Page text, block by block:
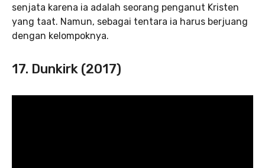
senjata karena ia adalah seorang penganut Kristen
yang taat. Namun, sebagai tentara ia harus berjuang
dengan kelompoknya.
17. Dunkirk (2017)